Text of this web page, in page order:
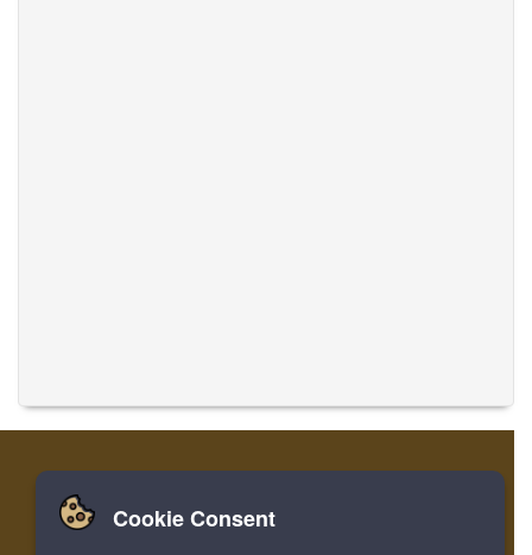
집 로그인 레지스터
Cookie Consent